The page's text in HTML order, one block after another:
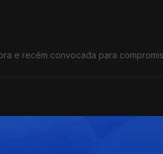
Amadora e recém convocada para
na vertente T54.